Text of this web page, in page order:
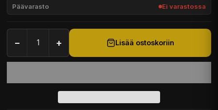
Päävarasto Ei varastossa
− + Lisää ostoskoriin